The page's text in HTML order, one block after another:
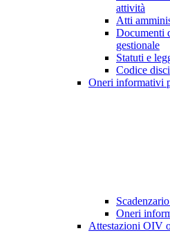
attività
Atti
Documenti
gestionale
Statuti e
Codice
Oneri informativi
Oneri
Attestazioni OIV